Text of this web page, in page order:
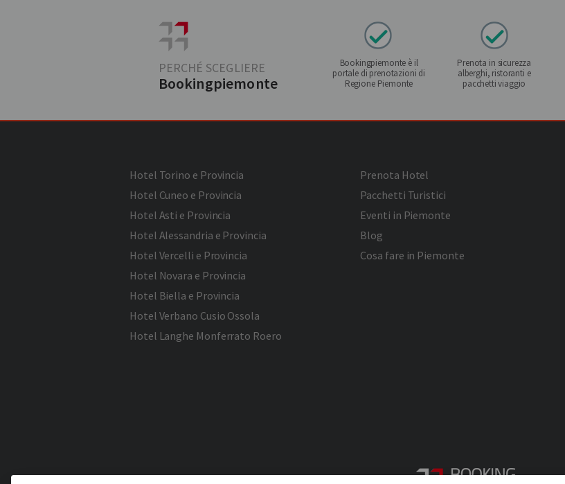
PERCHÉ SCEGLIERE
Bookingpiemonte
Bookingpiemonte è il
portale di prenotazioni di
Regione Piemonte
Prenota in sicurezza
alberghi, ristoranti e
pacchetti viaggio
Hotel Torino e Provincia
Hotel Cuneo e Provincia
Hotel Asti e Provincia
Hotel Alessandria e Provincia
Hotel Vercelli e Provincia
Hotel Novara e Provincia
Hotel Biella e Provincia
Hotel Verbano Cusio Ossola
Hotel Langhe Monferrato Roero
Prenota Hotel
Pacchetti Turistici
Eventi in Piemonte
Blog
Cosa fare in Piemonte